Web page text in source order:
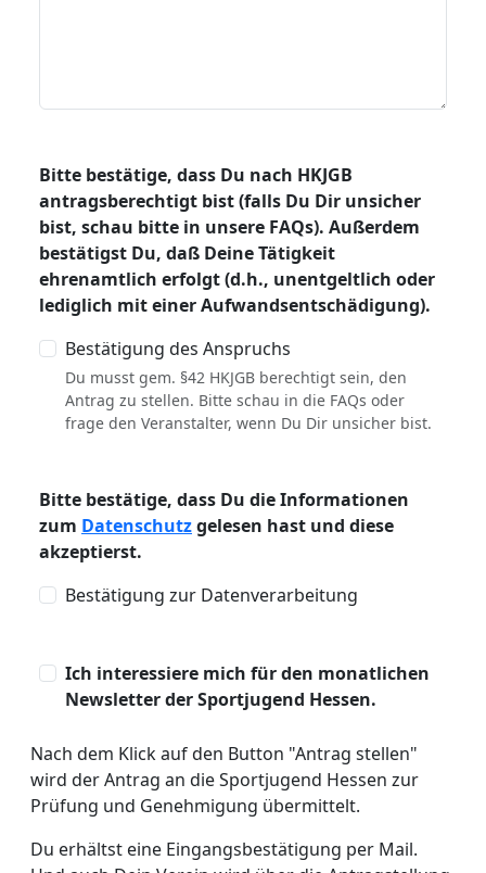
Bitte bestätige, dass Du nach HKJGB
antragsberechtigt bist (falls Du Dir unsicher
bist, schau bitte in unsere FAQs). Außerdem
bestätigst Du, daß Deine Tätigkeit
ehrenamtlich erfolgt (d.h., unentgeltlich oder
lediglich mit einer Aufwandsentschädigung).
Bestätigung des Anspruchs
Du musst gem. §42 HKJGB berechtigt sein, den
Antrag zu stellen. Bitte schau in die FAQs oder
frage den Veranstalter, wenn Du Dir unsicher bist.
Bitte bestätige, dass Du die Informationen
zum Datenschutzgelesen hast und diese
akzeptierst.
Bestätigung zur Datenverarbeitung
Ich interessiere mich für den monatlichen
Newsletter der Sportjugend Hessen.
Nach dem Klick auf den Button "Antrag stellen"
wird der Antrag an die Sportjugend Hessen zur
Prüfung und Genehmigung übermittelt.
Du erhältst eine Eingangsbestätigung per Mail.